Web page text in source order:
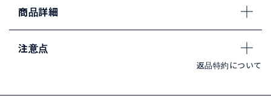
商品詳細
注意点
返品特約について